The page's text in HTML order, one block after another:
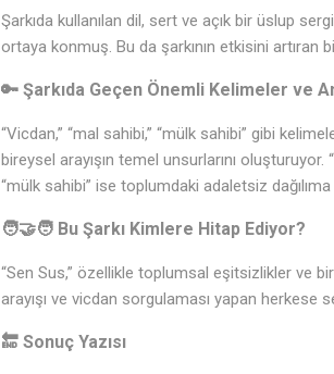
Şarkıda kullanılan dil, sert ve açık bir üslup
ortaya konmuş. Bu da şarkının etkisini artıran
🔑 Şarkıda Geçen Önemli Kelimeler ve
“Vicdan,” “mal sahibi,” “mülk sahibi” gibi
bireysel arayışın temel unsurlarını
“mülk sahibi” ise toplumdaki adaletsiz
🧑‍🤝‍🧑 Bu Şarkı Kimlere Hitap Ediyor?
“Sen Sus,” özellikle toplumsal eşitsizlikler ve
arayışı ve vicdan sorgulaması yapan herkese
🔚 Sonuç Yazısı